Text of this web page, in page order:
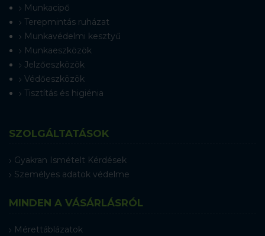
Munkacipő
Terepmintás ruházat
Munkavédelmi kesztyű
Munkaeszközök
Jelzőeszközök
Védőeszközök
Tisztítás és higiénia
SZOLGÁLTATÁSOK
Gyakran Ismételt Kérdések
Személyes adatok védelme
MINDEN A VÁSÁRLÁSRÓL
Mérettáblázatok